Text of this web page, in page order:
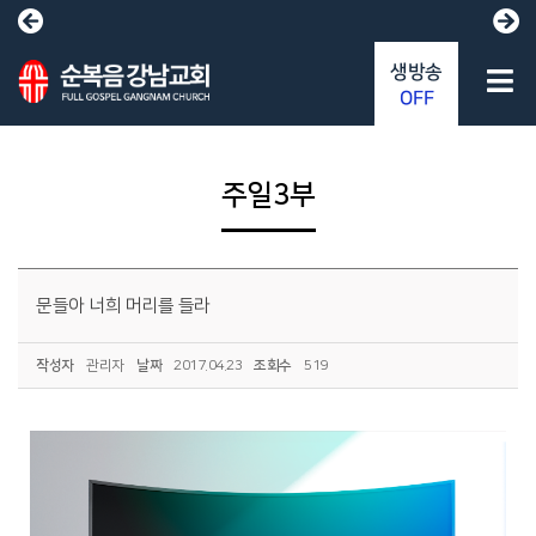
주일3부
문들아 너희 머리를 들라
작성자 관리자 날짜 2017.04.23 조회수 519
생방송
OFF